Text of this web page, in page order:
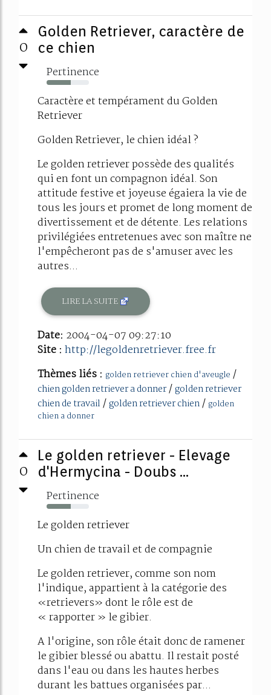
0
Golden Retriever, caractère de
ce chien
Pertinence
57%
Caractère et tempérament du Golden
Retriever
Golden Retriever, le chien idéal ?
Le golden retriever possède des qualités
qui en font un compagnon idéal. Son
attitude festive et joyeuse égaiera la vie de
tous les jours et promet de long moment de
divertissement et de détente. Les relations
privilégiées entretenues avec son maître ne
l'empêcheront pas de s'amuser avec les
autres...
LIRE LA SUITE
Date: 2004-04-07 09:27:10
Site : http://legoldenretriever.free.fr
Thèmes liés : golden retriever chien d'aveugle /
chien golden retriever a donner/ golden retriever
chien de travail / golden retriever chien/ golden
chien a donner
0
Le golden retriever - Elevage
d'Hermycina - Doubs ...
Pertinence
57%
Le golden retriever
Un chien de travail et de compagnie
Le golden retriever, comme son nom
l'indique, appartient à la catégorie des
«retrievers» dont le rôle est de
« rapporter » le gibier.
A l'origine, son rôle était donc de ramener
le gibier blessé ou abattu. Il restait posté
dans l'eau ou dans les hautes herbes
durant les battues organisées par...